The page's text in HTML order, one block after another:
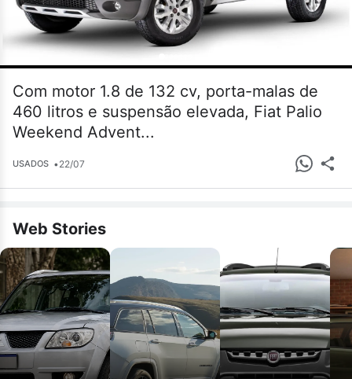
Com motor 1.8 de 132 cv, porta-malas de
460 litros e suspensão elevada, Fiat Palio
Weekend Advent...
USADOS •22/07
Web Stories